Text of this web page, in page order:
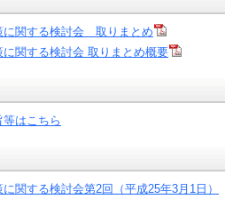
に関する検討会 取りまとめ
関する検討会 取りまとめ概要
はこちら
関する検討会第2回（平成25年3月1日）